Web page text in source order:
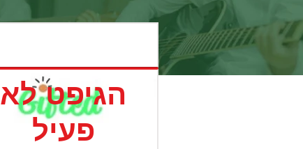
הגיפט לא
פעיל